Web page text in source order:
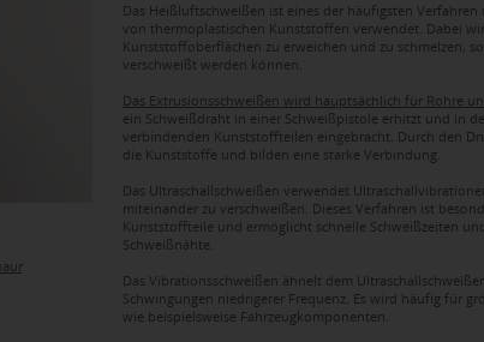
Das Heißluftschweißen ist eines der häufigsten
von thermoplastischen Kunststoffen verwendet. Dabei
Kunststoffoberflächen zu erweichen und zu schmelzen,
verschweißt werden können.
Das Extrusionsschweißen wird hauptsächlich für Rohre
ein Schweißdraht in einer Schweißpistole erhitzt und in
verbindenden Kunststoffteilen eingebracht. Durch den
die Kunststoffe und bilden eine starke Verbindung.
Das Ultraschallschweißen verwendet
miteinander zu verschweißen. Dieses Verfahren ist
Kunststoffteile und ermöglicht schnelle Schweißzeiten
Schweißnähte.
Das Vibrationsschweißen ähnelt dem
Schwingungen niedrigerer Frequenz. Es wird häufig für
wie beispielsweise Fahrzeugkomponenten.